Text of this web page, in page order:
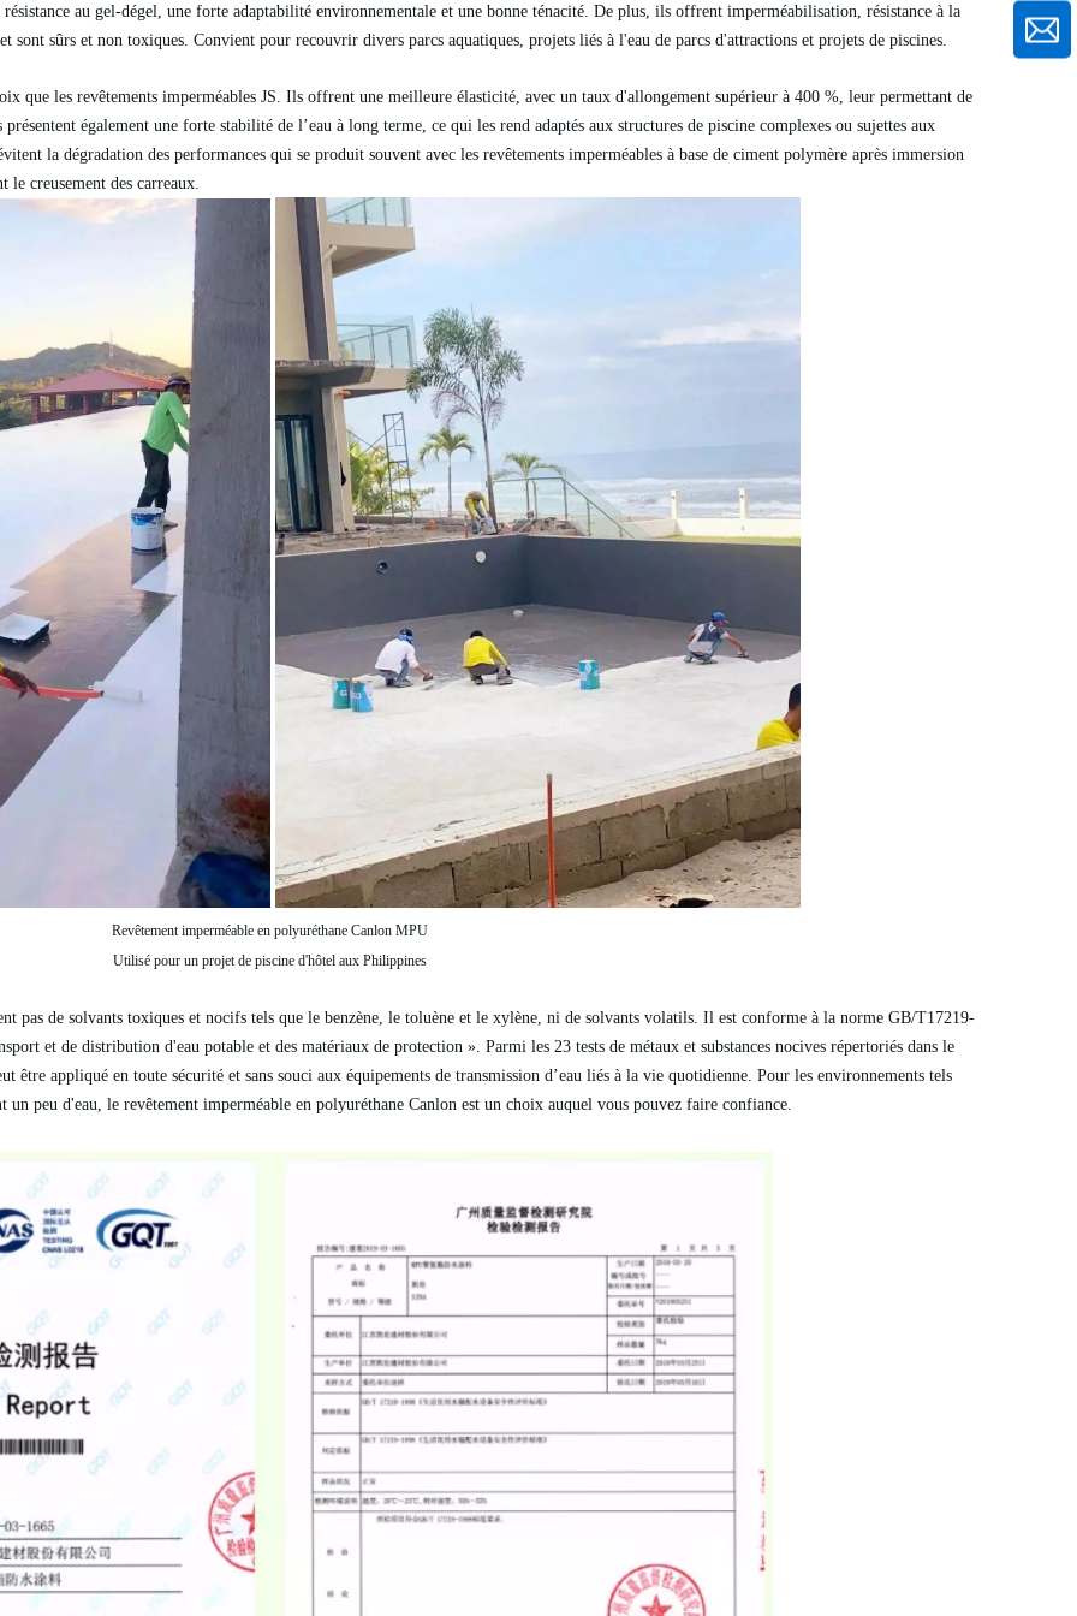
résistance au gel-dégel, une forte adaptabilité environnementale et une bonne ténacité. De plus, ils offrent imperméabilisation, résistance à la
sont sûrs et non toxiques. Convient pour recouvrir divers parcs aquatiques, projets liés à l'eau de parcs d'attractions et projets de piscines.
que les revêtements imperméables JS. Ils offrent une meilleure élasticité, avec un taux d'allongement supérieur à 400 %, leur permettant de
également une forte stabilité de l’eau à long terme, ce qui les rend adaptés aux structures de piscine complexes ou sujettes aux
la dégradation des performances qui se produit souvent avec les revêtements imperméables à base de ciment polymère après immersion
le creusement des carreaux.
Revêtement imperméable en polyuréthane Canlon MPU
Utilisé pour un projet de piscine d'hôtel aux Philippines
pas de solvants toxiques et nocifs tels que le benzène, le toluène et le xylène, ni de solvants volatils. Il est conforme à la norme GB/T17219-
et de distribution d'eau potable et des matériaux de protection ». Parmi les 23 tests de métaux et substances nocives répertoriés dans le
être appliqué en toute sécurité et sans souci aux équipements de transmission d’eau liés à la vie quotidienne. Pour les environnements tels
peu d'eau, le revêtement imperméable en polyuréthane Canlon est un choix auquel vous pouvez faire confiance.